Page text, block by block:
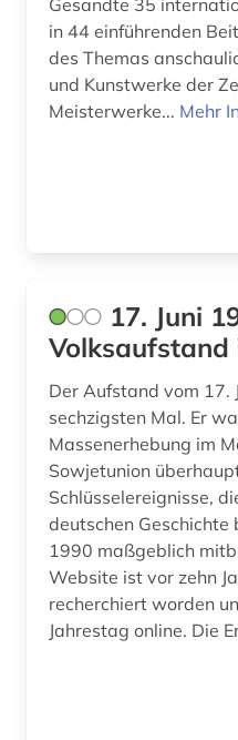
archivmaterial (1)
archivprojekte (1)
arisierung (1)
arkadien (1)
arktis (5)
armeezeitungen (1)
armenfürsorge (4)
armenien (2)
armenien (west) (1)
Gesandte 35 internationale Spezialisten stellen
in 44 einführenden
des Themas
und Kunstwerke der
Meisterwerke... Mehr
17. Juni
Volksaufstand
Der Aufstand vom 17.
sechzigsten Mal. Er
Massenerhebung im
Sowjetunion
Schlüsselereignisse,
deutschen Geschichte
1990 maßgeblich
Website ist vor zehn
recherchiert worden
Jahrestag online. Die